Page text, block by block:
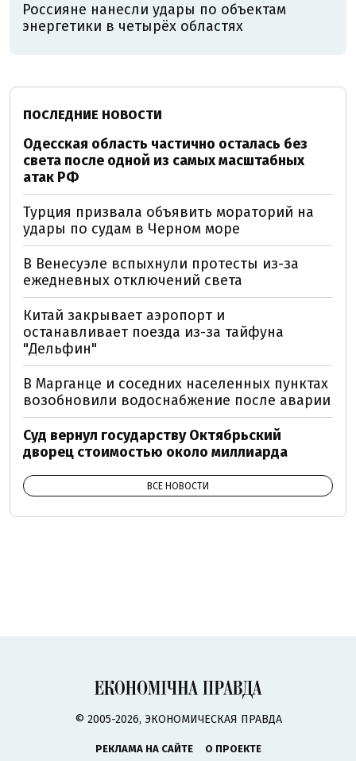
Россияне нанесли удары по объектам
энергетики в четырёх областях
ПОСЛЕДНИЕ НОВОСТИ
Одесская область частично осталась без
света после одной из самых масштабных
атак РФ
Турция призвала объявить мораторий на
удары по судам в Черном море
В Венесуэле вспыхнули протесты из-за
ежедневных отключений света
Китай закрывает аэропорт и
останавливает поезда из-за тайфуна
"Дельфин"
В Марганце и соседних населенных пунктах
возобновили водоснабжение после аварии
Суд вернул государству Октябрьский
дворец стоимостью около миллиарда
ВСЕ НОВОСТИ
© 2005-2026, ЭКОНОМИЧЕСКАЯ ПРАВДА
РЕКЛАМА НА САЙТЕ
О ПРОЕКТЕ